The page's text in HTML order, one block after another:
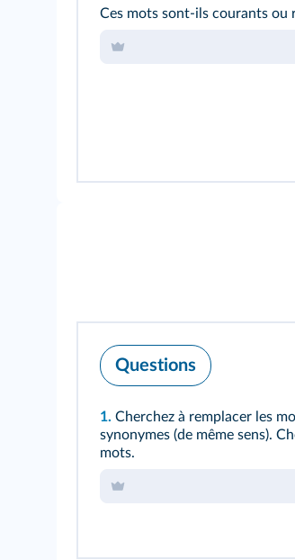
Ces mots sont‑ils courants
Questions
1. Cherchez à remplacer les
synonymes (de même sens).
mots.